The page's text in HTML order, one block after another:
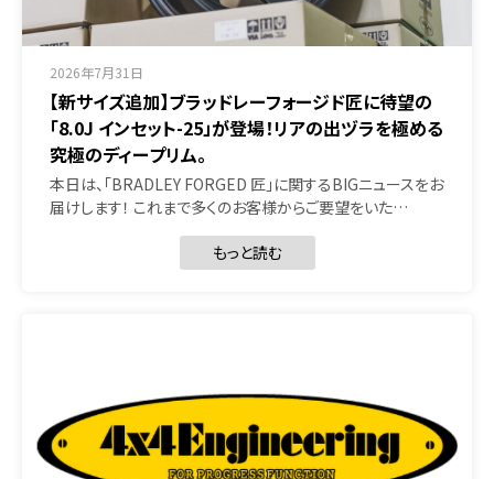
2026年7月31日
【新サイズ追加】ブラッドレーフォージド匠に待望の
「8.0J インセット-25」が登場！リアの出ヅラを極める
究極のディープリム。
本日は、「BRADLEY FORGED 匠」に関するBIGニュースをお
届けします！ これまで多くのお客様からご要望をいた…
もっと読む